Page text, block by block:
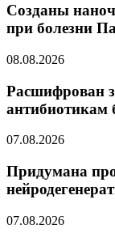
Созданы
при болезни
08.08.2026
Расшифрован
антибиотикам
07.08.2026
Придумана
07.08.2026